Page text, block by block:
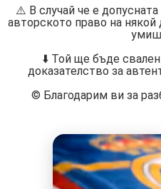
⚠️ В случай че е
авторското право на някой
⬇️ Той ще бъде
доказателство за
©️ Благодарим ви за